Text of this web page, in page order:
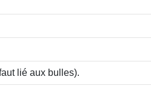
lié aux bulles).